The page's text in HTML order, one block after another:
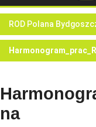
ROD Polana
na